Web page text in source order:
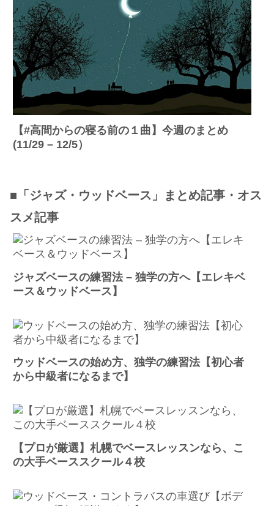
【#高間からの寝る前の１曲】今週のまとめ
(11/29 – 12/5）
■「ジャズ・ウッドベース」まとめ記事・オス
スメ記事
ジャズベースの練習法 – 独学の方へ【エレキベ
ース＆ウッドベース】
ウッドベースの始め方、独学の練習法【初心者
から中級者になるまで】
【プロが厳選】札幌でベースレッスンなら、こ
の大手ベーススクール４校